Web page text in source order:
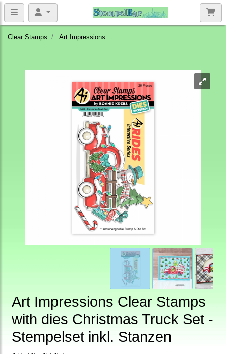
Clear Stamps Art Impressions
Art Impressions Clear Stamps
with dies Christmas Truck Set -
Stempelset inkl. Stanzen